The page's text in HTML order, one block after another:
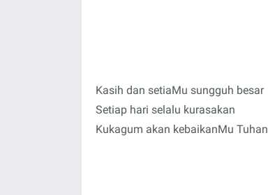
Kasih dan setiaMu sungguh besar
Setiap hari selalu kurasakan
Kukagum akan kebaikanMu Tuhan